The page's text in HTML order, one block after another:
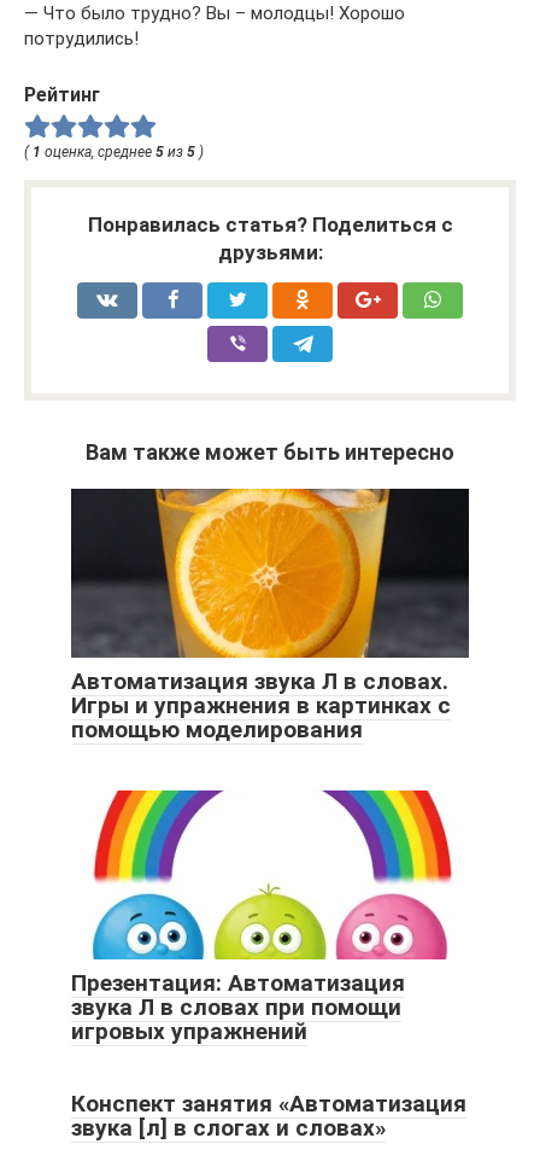
— Что было трудно? Вы – молодцы! Хорошо
потрудились!
Рейтинг
( 1 оценка, среднее 5 из 5 )
Понравилась статья? Поделиться с
друзьями:
Вам также может быть интересно
Автоматизация звука Л в словах.
Игры и упражнения в картинках с
помощью моделирования
Презентация: Автоматизация
звука Л в словах при помощи
игровых упражнений
Конспект занятия «Автоматизация
звука [л] в слогах и словах»